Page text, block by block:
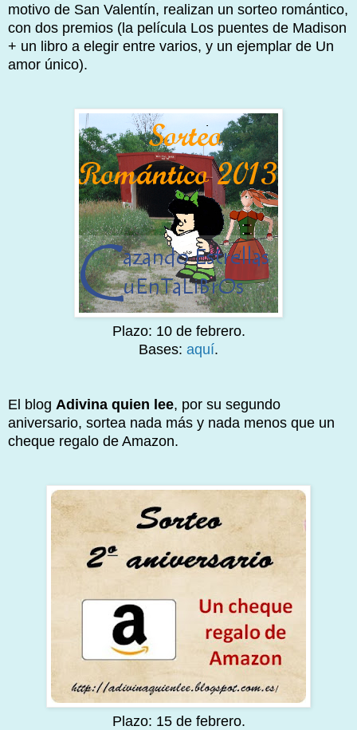
motivo de San Valentín, realizan un sorteo romántico,
con dos premios (la película Los puentes de Madison
+ un libro a elegir entre varios, y un ejemplar de Un
amor único).
Plazo: 10 de febrero.
Bases: aquí.
El blog Adivina quien lee, por su segundo
aniversario, sortea nada más y nada menos que un
cheque regalo de Amazon.
Plazo: 15 de febrero.